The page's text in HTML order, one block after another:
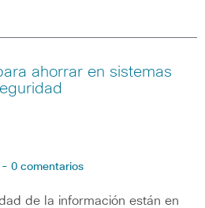
ahorrar en sistemas
- 0 comentarios
de la información están en